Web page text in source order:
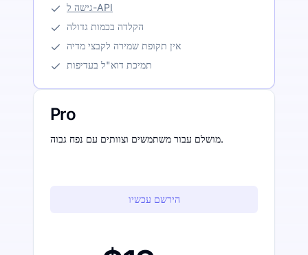
גישה ל-API
הקלדה בכמות גדולה
אין תקופת שמירה לקבצי מדיה
תמיכת דוא"ל בעדיפות
Pro
מושלם עבור משתמשים וצוותים עם נפח גבוה.
הירשם עכשיו